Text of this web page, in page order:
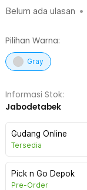
Belum ada ulasan •
Pilihan Warna:
Gray
Informasi Stok:
Jabodetabek
Gudang Online
Tersedia
Pick n Go Depok
Pre-Order